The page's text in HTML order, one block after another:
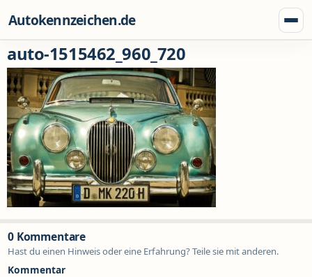
Autokennzeichen.de
auto-1515462_960_720
0 Kommentare
Hast du einen Hinweis oder eine Erfahrung? Teile sie mit anderen.
Kommentar